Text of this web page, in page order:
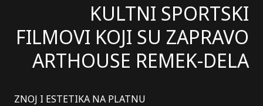
KULTNI SPORTSKI
FILMOVI KOJI SU ZAPRAVO
ARTHOUSE REMEK-DELA
ZNOJ I ESTETIKA NA PLATNU